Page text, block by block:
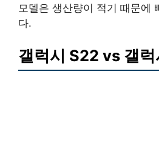
모델은 생산량이 적기 때문에
다.
갤럭시 S22 vs 갤